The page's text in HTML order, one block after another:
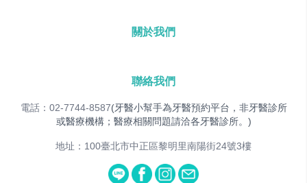
關於我們
聯絡我們
電話：02-7744-8587(牙醫小幫手為牙醫預約平台，非牙醫診所
或醫療機構；醫療相關問題請洽各牙醫診所。)
地址：100臺北市中正區黎明里南陽街24號3樓